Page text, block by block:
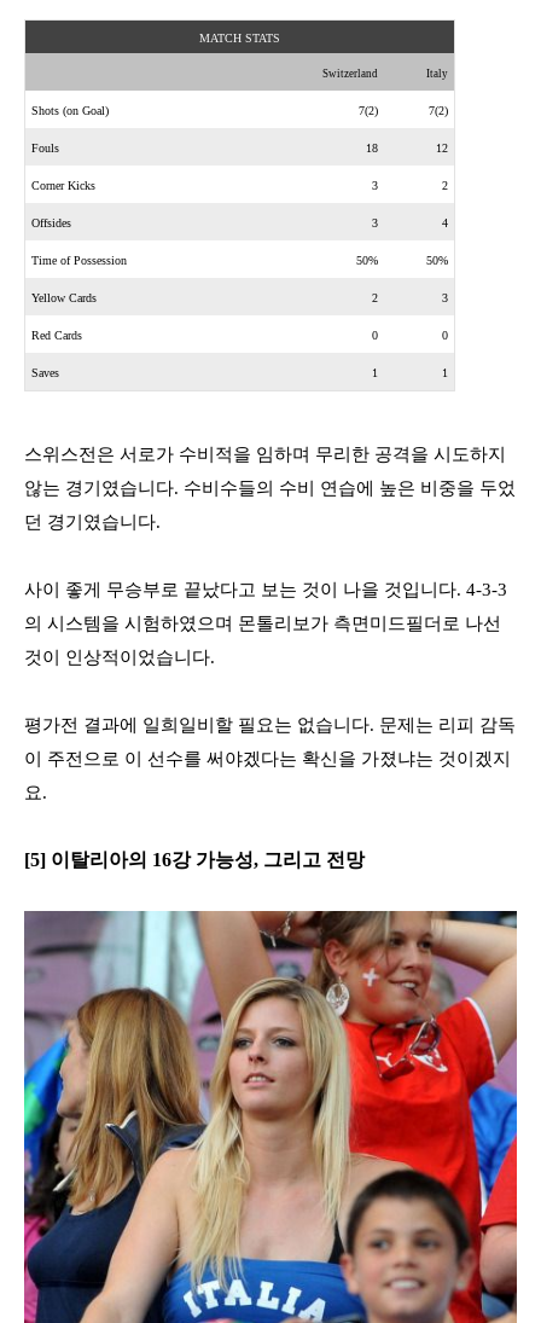
MATCH STATS
Switzerland Italy
Shots (on Goal) 7(2) 7(2)
Fouls 18 12
Corner Kicks 3 2
Offsides 3 4
Time of Possession 50% 50%
Yellow Cards 2 3
Red Cards 0 0
Saves 1 1
스위스전은 서로가 수비적을 임하며 무리한 공격을 시도하지
않는 경기였습니다. 수비수들의 수비 연습에 높은 비중을 두었
던 경기였습니다.
사이 좋게 무승부로 끝났다고 보는 것이 나을 것입니다. 4-3-3
의 시스템을 시험하였으며 몬톨리보가 측면미드필더로 나선
것이 인상적이었습니다.
평가전 결과에 일희일비할 필요는 없습니다. 문제는 리피 감독
이 주전으로 이 선수를 써야겠다는 확신을 가졌냐는 것이겠지
요.
[5] 이탈리아의 16강 가능성, 그리고 전망